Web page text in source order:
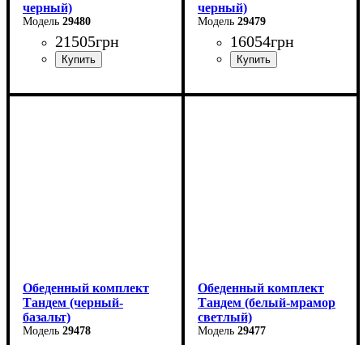
черный)
29480
21505грн
черный)
29479
16054грн
Обеденный комплект
Тандем (черный-
базальт)
29478
Обеденный комплект
Тандем (белый-мрамор
светлый)
29477